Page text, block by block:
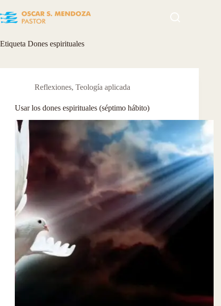
to
content
Etiqueta Dones espirituales
Reflexiones, Teología aplicada
Usar los dones espirituales (séptimo hábito)